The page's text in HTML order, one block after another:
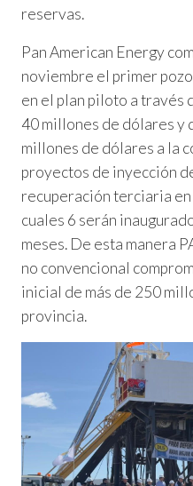
reservas.
Pan American Energy
noviembre el primer
en el plan piloto a través
40 millones de dólares y
millones de dólares a la
proyectos de inyección
recuperación terciaria
cuales 6 serán
meses. De esta manera
no convencional
inicial de más de 250
provincia.